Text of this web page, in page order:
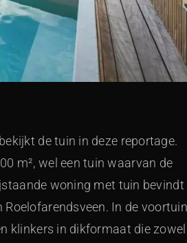
de tuin in deze reportage.
m², wel een tuin waarvan de
woning met tuin bevindt
In de
klinkers in dikformaat die zowel